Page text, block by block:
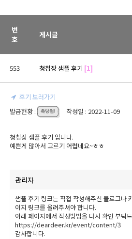
번
호
게시글
553 청첩장 샘플 후기 [1]
후기 보러가기
발급현황 :
작성일 : 2022-11-09
청첩장 샘플 후기 입니다.
예쁜게 많아서 고르기 어렵네요~ㅎㅎ
관리자
샘플 후기 링크는 직접 작성해주신 블로그나
이지 링크를 올려주셔야 합니다.
아래 페이지에서 작성방법을 다시 확인 부탁
https://deardeer.kr/event/content/3
감사합니다.